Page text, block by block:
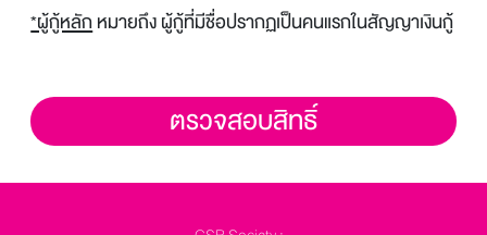
*ผู้กู้หลักหมายถึง ผู้กู้ที่มีชื่อปรากฏเป็นคนแรกในสัญญาเงินกู้